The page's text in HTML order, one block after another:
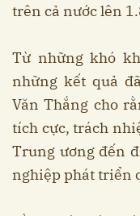
trên cả nước lên
Từ những khó
những kết quả
Văn Thắng cho
tích cực, trách
Trung ương đến
nghiệp phát triển